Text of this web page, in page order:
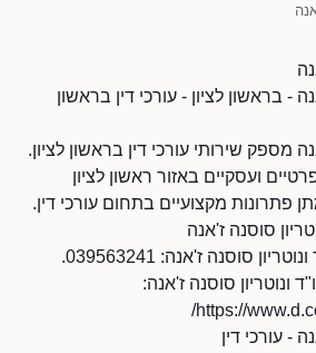
- בראשון לציון - עורכי דין בראשון
מספק שירותי עורכי דין בראשון לציון.
ועסקיים באזור ראשון לציון
פתרונות מקצועיים בתחום עורכי דין.
סוסנה ז'אנה
סוסנה ז'אנה: 039563241.
ונוטריון סוסנה ז'אנה:
https://
- עורכי דין